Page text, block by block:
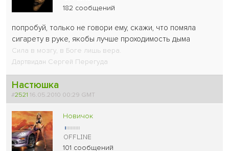
182 сообщений
попробуй, только не говори ему, скажи, что помяла
сигарету в руке, якобы лучше проходимость дыма
Сила в мозгу, в Боге лишь вера.
Дартвидан Сергей Перегуда
Настюшка
#2521 16.05.2010 00:29 GMT
Новичок
101 сообщений